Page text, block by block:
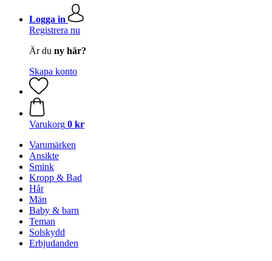
Logga in
Registrera nu
Är du ny här?
Skapa konto
Varukorg 0 kr
Varumärken
Ansikte
Smink
Kropp & Bad
Hår
Män
Baby & barn
Teman
Solskydd
Erbjudanden